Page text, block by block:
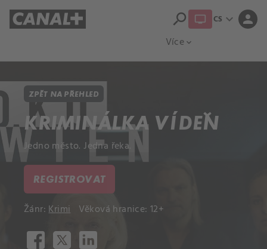
Více expand_more
search CS expand_more person
ZPĚT NA PŘEHLED
KRIMINÁLKA VÍDEŇ
Jedno město. Jedna řeka.
REGISTROVAT
Žánr:Krimi Věková hranice: 12+